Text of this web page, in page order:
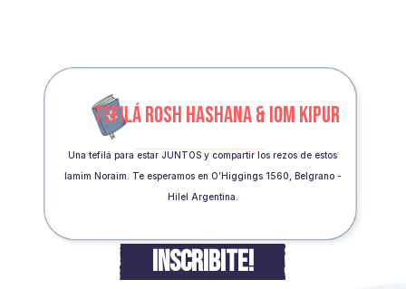
TEFILÁ ROSH HASHANA & IOM KIPUR
Una tefilá para estar JUNTOS y compartir los rezos de estos
Iamim Noraim. Te esperamos en O’Higgings 1560, Belgrano -
Hilel Argentina.
INSCRIBITE!